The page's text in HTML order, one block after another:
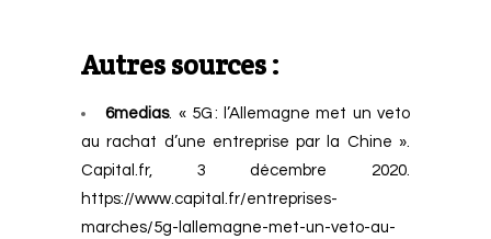
Autres sources :
6medias. « 5G : l’Allemagne met un veto
au rachat d’une entreprise par la Chine ».
Capital.fr, 3 décembre 2020.
https://www.capital.fr/entreprises-
marches/5g-lallemagne-met-un-veto-au-